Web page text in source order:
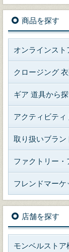
商品を探す
オンラインスト
クロージング
ギア 道具から
アクティビティ
取り扱いブラン
ファクトリー
フレンドマーケ
店舗を探す
モンベルストア